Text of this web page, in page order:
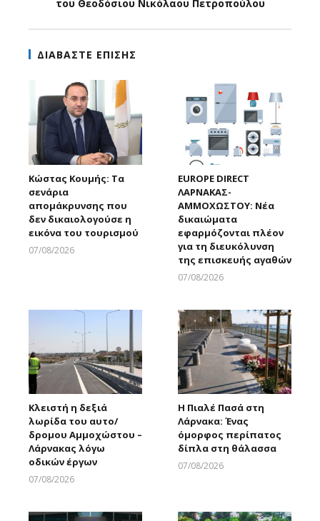
του Θεοδόσιου Νικόλαου Πετροπούλου
ΔΙΑΒΑΣΤΕ ΕΠΙΣΗΣ
Κώστας Κουμής: Τα
σενάρια
απομάκρυνσης που
δεν δικαιολογούσε η
εικόνα του τουρισμού
07/08/2026
EUROPE DIRECT
ΛΑΡΝΑΚΑΣ-
ΑΜΜΟΧΩΣΤΟΥ: Νέα
δικαιώματα
εφαρμόζονται πλέον
για τη διευκόλυνση
της επισκευής αγαθών
07/08/2026
Κλειστή η δεξιά
λωρίδα του αυτο/
δρομου Αμμοχώστου –
Λάρνακας λόγω
οδικών έργων
07/08/2026
Η Πιαλέ Πασά στη
Λάρνακα: Ένας
όμορφος περίπατος
δίπλα στη θάλασσα
07/08/2026